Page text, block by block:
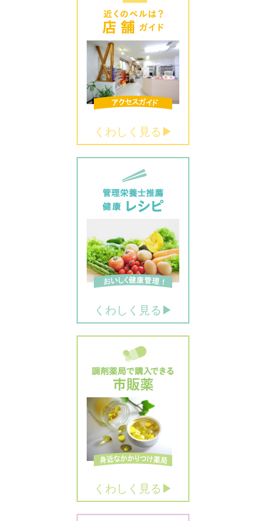
くわしく見る▶
くわしく見る▶
くわしく見る▶